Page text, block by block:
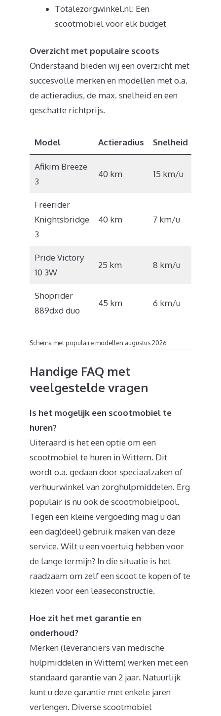
Totalezorgwinkel.nl: Een
scootmobiel voor elk budget
Overzicht met populaire scoots
Onderstaand bieden wij een overzicht met
succesvolle merken en modellen met o.a.
de actieradius, de max. snelheid en een
geschatte richtprijs.
Model Actieradius Snelheid
Afikim Breeze
3
40 km 15 km/u
Freerider
Knightsbridge
3
40 km 7 km/u
Pride Victory
10 3W
25 km 8 km/u
Shoprider
889dxd duo
45 km 6 km/u
Schema met populaire modellen augustus 2026
Handige FAQ met
veelgestelde vragen
Is het mogelijk een scootmobiel te
huren?
Uiteraard is het een optie om een
scootmobiel te huren in Wittem. Dit
wordt o.a. gedaan door speciaalzaken of
verhuurwinkel van zorghulpmiddelen. Erg
populair is nu ook de scootmobielpool.
Tegen een kleine vergoeding mag u dan
een dag(deel) gebruik maken van deze
service. Wilt u een voertuig hebben voor
de lange termijn? In die situatie is het
raadzaam om zelf een scoot te kopen of te
kiezen voor een leaseconstructie.
Hoe zit het met garantie en
onderhoud?
Merken (leveranciers van medische
hulpmiddelen in Wittem) werken met een
standaard garantie van 2 jaar. Natuurlijk
kunt u deze garantie met enkele jaren
verlengen. Diverse scootmobiel